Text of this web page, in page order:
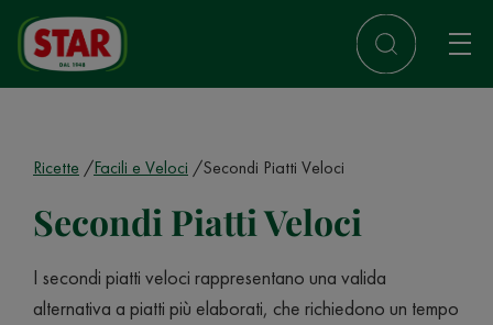
Ricette Facili e Veloci Secondi Piatti Veloci
Secondi Piatti Veloci
I secondi piatti veloci rappresentano una valida
alternativa a piatti più elaborati, che richiedono un tempo